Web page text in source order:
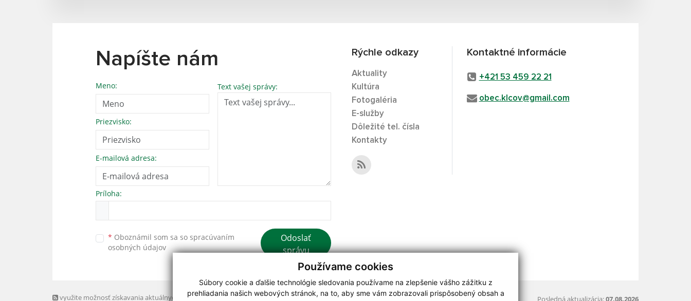
Používame cookies
Súbory cookie a ďalšie technológie sledovania používame na zlepšenie vášho zážitku z
prehliadania našich webových stránok, na to, aby sme vám zobrazovali prispôsobený obsah a
Napíšte nám
Meno:
Priezvisko:
E-mailová adresa:
Text vašej správy:
Príloha:
* Oboznámil som sa so spracúvaním
osobných údajov
Odoslať
správu
Rýchle odkazy
Aktuality
Kultúra
Fotogaléria
E-služby
Dôležité tel. čísla
Kontakty
Kontaktné informácie
+421 53 459 22 21
obec.klcov@gmail.com
využite možnosť získavania aktuálnych informácií s Posledná aktualizácia:07.08.2026